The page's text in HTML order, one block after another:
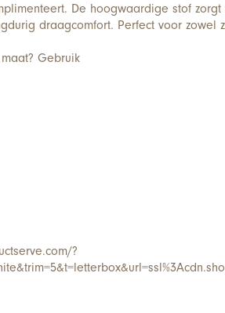
De hoogwaardige stof zorgt
draagcomfort. Perfect voor zowel
Gebruik
?